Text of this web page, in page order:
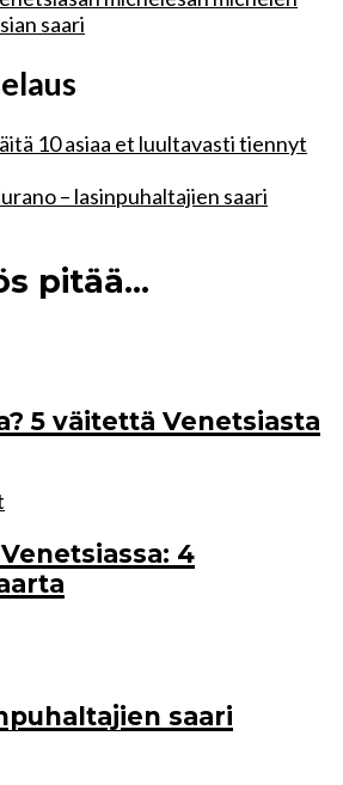
saari
10 asiaa et luultavasti tiennyt
– lasinpuhaltajien saari
pitää...
5 väitettä Venetsiasta
4
saari